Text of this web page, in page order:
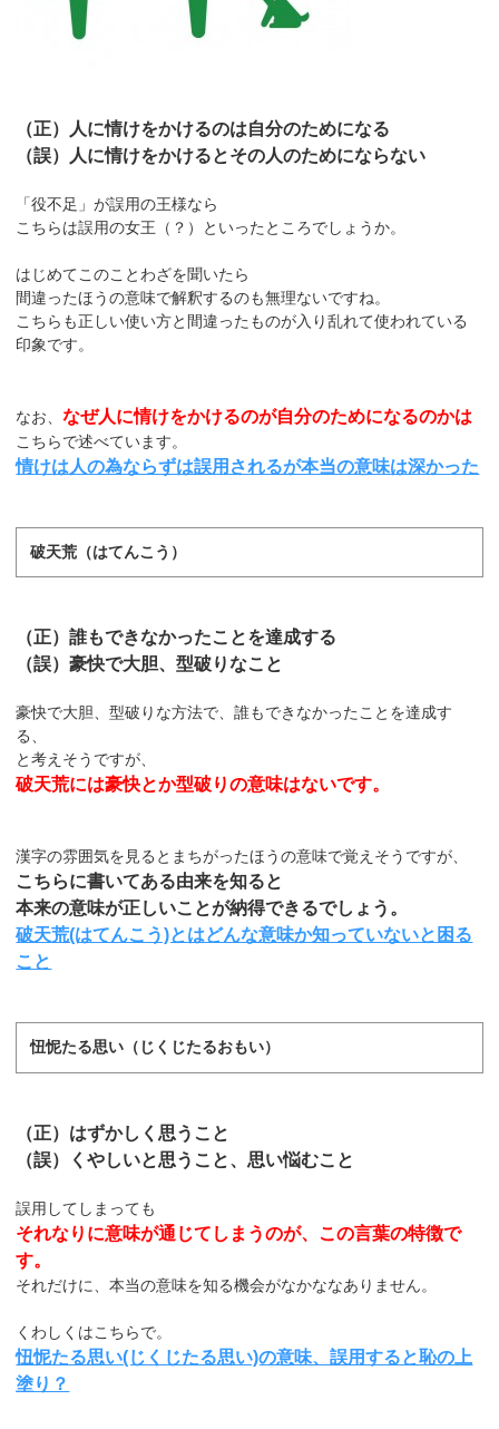
（正）人に情けをかけるのは自分のためになる
（誤）人に情けをかけるとその人のためにならない
「役不足」が誤用の王様なら
こちらは誤用の女王（？）といったところでしょうか。
はじめてこのことわざを聞いたら
間違ったほうの意味で解釈するのも無理ないですね。
こちらも正しい使い方と間違ったものが入り乱れて使われている
印象です。
なお、なぜ人に情けをかけるのが自分のためになるのかは
こちらで述べています。
情けは人の為ならずは誤用されるが本当の意味は深かった
破天荒（はてんこう）
（正）誰もできなかったことを達成する
（誤）豪快で大胆、型破りなこと
豪快で大胆、型破りな方法で、誰もできなかったことを達成す
る、
と考えそうですが、
破天荒には豪快とか型破りの意味はないです。
漢字の雰囲気を見るとまちがったほうの意味で覚えそうですが、
こちらに書いてある由来を知ると
本来の意味が正しいことが納得できるでしょう。
破天荒(はてんこう)とはどんな意味か知っていないと困る
こと
忸怩たる思い（じくじたるおもい）
（正）はずかしく思うこと
（誤）くやしいと思うこと、思い悩むこと
誤用してしまっても
それなりに意味が通じてしまうのが、この言葉の特徴で
す。
それだけに、本当の意味を知る機会がなかななありません。
くわしくはこちらで。
忸怩たる思い(じくじたる思い)の意味、誤用すると恥の上
塗り？